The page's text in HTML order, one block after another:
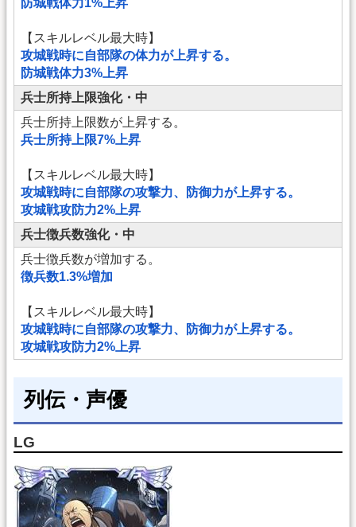
【スキルレベル最大時】
攻城戦時に自部隊の体力が上昇する。
防城戦体力3%上昇
兵士所持上限強化・中
兵士所持上限数が上昇する。
兵士所持上限7%上昇
【スキルレベル最大時】
攻城戦時に自部隊の攻撃力、防御力が上昇する。
攻城戦攻防力2%上昇
兵士徴兵数強化・中
兵士徴兵数が増加する。
徴兵数1.3%増加
【スキルレベル最大時】
攻城戦時に自部隊の攻撃力、防御力が上昇する。
攻城戦攻防力2%上昇
列伝・声優
LG